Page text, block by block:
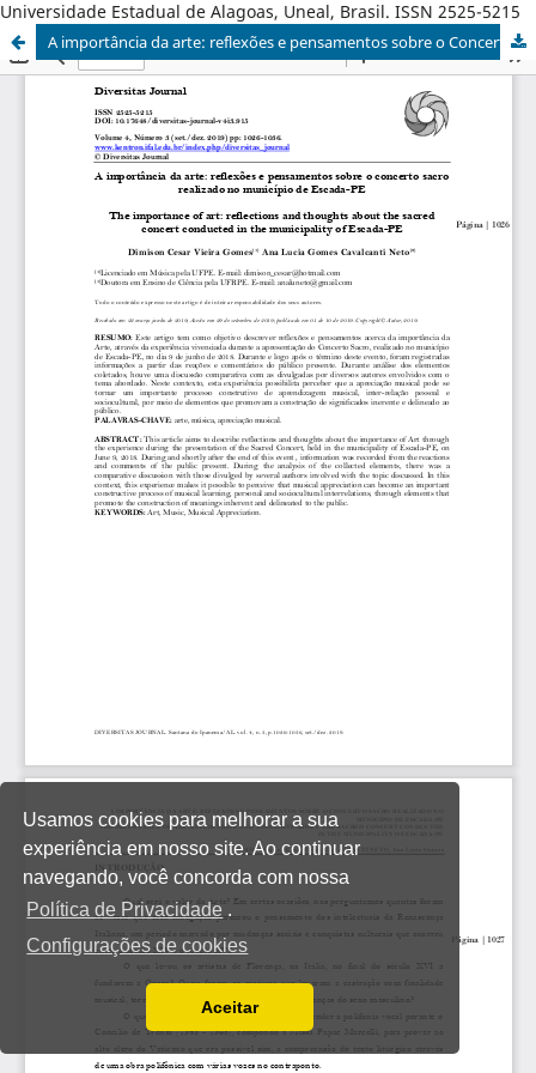
Usamos cookies para melhorar a sua
experiência em nosso site. Ao continuar
navegando, você concorda com nossa
Política de Privacidade .
Configurações de cookies
Ler a nossa Política de Privacidade
Você pode desabilitá-los alterando as
Aceitar
Universidade Estadual de Alagoas, Uneal, Brasil. ISSN 2525-5215
A importância da arte: reflexões e pensamentos sobre o Concerto Sacro realizado no município de Escada-PE